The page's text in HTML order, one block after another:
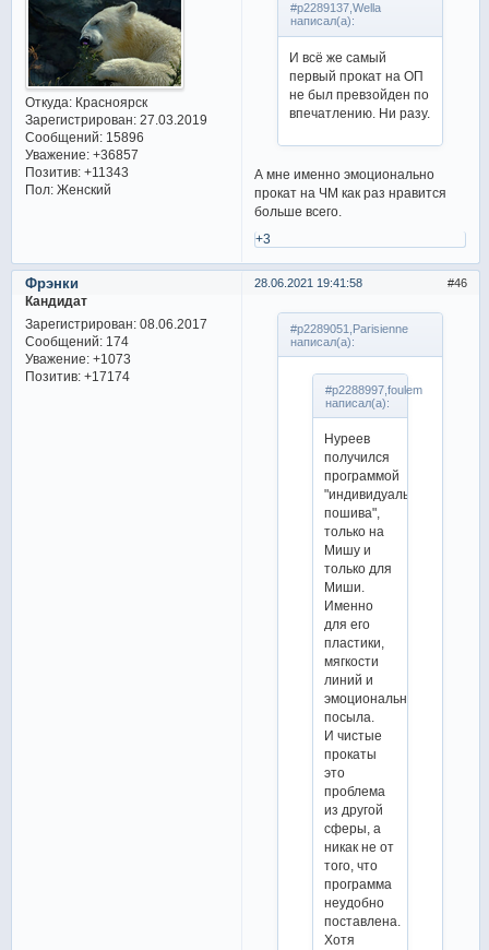
Откуда:Красноярск
Зарегистрирован: 27.03.2019
Сообщений:15896
Уважение: +36857
Позитив: +11343
Пол:Женский
#p2289137,Wella
написал(а):
И всё же самый
первый прокат на ОП
не был превзойден по
впечатлению. Ни разу.
А мне именно эмоционально
прокат на ЧМ как раз нравится
больше всего.
+3
46
28.06.2021 19:41:58
Фрэнки
Кандидат
Зарегистрирован: 08.06.2017
Сообщений:174
Уважение: +1073
Позитив: +17174
#p2289051,Parisienne
написал(а):
#p2288997,foulem
написал(а):
Нуреев
получился
программой
"индивидуального
пошива",
только на
Мишу и
только для
Миши.
Именно
для его
пластики,
мягкости
линий и
эмоционального
посыла.
И чистые
прокаты
это
проблема
из другой
сферы, а
никак не от
того, что
программа
неудобно
поставлена.
Хотя